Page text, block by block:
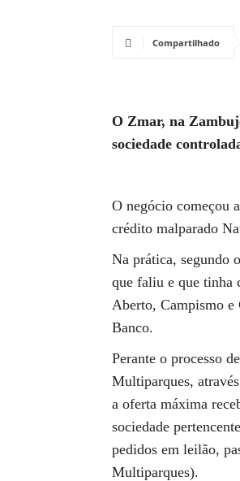
Compartilhado
O Zmar, na
sociedade
O negócio começou
crédito malparado
Na prática, segundo
que faliu e que tinha
Aberto, Campismo e
Banco.
Perante o processo
Multiparques,
a oferta máxima
sociedade
pedidos em leilão,
Multiparques).